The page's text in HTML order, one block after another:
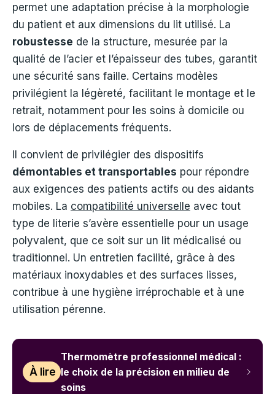
permet une adaptation précise à la morphologie
du patient et aux dimensions du lit utilisé. La
robustesse de la structure, mesurée par la
qualité de l’acier et l’épaisseur des tubes, garantit
une sécurité sans faille. Certains modèles
privilégient la légèreté, facilitant le montage et le
retrait, notamment pour les soins à domicile ou
lors de déplacements fréquents.
Il convient de privilégier des dispositifs
démontables et transportables pour répondre
aux exigences des patients actifs ou des aidants
mobiles. La compatibilité universelle avec tout
type de literie s’avère essentielle pour un usage
polyvalent, que ce soit sur un lit médicalisé ou
traditionnel. Un entretien facilité, grâce à des
matériaux inoxydables et des surfaces lisses,
contribue à une hygiène irréprochable et à une
utilisation pérenne.
À lire
Thermomètre professionnel médical :
le choix de la précision en milieu de
soins